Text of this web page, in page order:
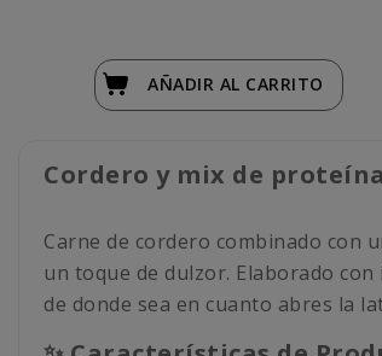
AÑADIR AL CARRITO
Cordero y mix de
Carne de cordero combinado con
un toque de dulzor. Elaborado
de donde sea en cuanto abres la